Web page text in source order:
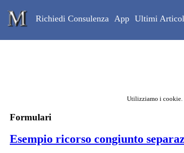
Studio Legale Mongiovì
Richiedi Consulenza App Ultimi
Contenuto principale della pagina
Utilizziamo i cookie.
Formulari
Esempio ricorso congiunto